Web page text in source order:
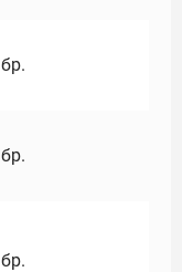
бр.
бр.
бр.